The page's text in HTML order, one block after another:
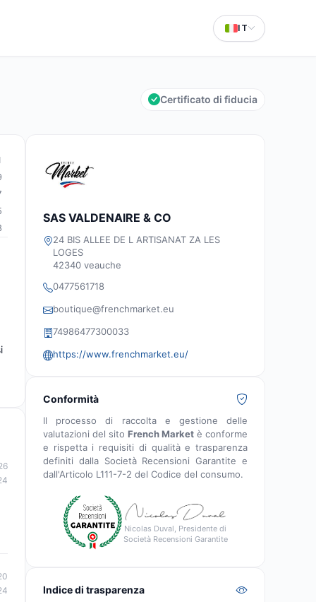
IT
Certificato di fiducia
SAS VALDENAIRE & CO
24 BIS ALLEE DE L ARTISANAT ZA LES
LOGES
42340 veauche
0477561718
boutique@frenchmarket.eu
74986477300033
https://www.frenchmarket.eu/
Conformità
Il processo di raccolta e gestione delle
valutazioni del sito French Market è conforme
e rispetta i requisiti di qualità e trasparenza
definiti dalla Società Recensioni Garantite e
dall'Articolo L111-7-2 del Codice del consumo.
Nicolas Duval, Presidente di
Società Recensioni Garantite
Indice di trasparenza